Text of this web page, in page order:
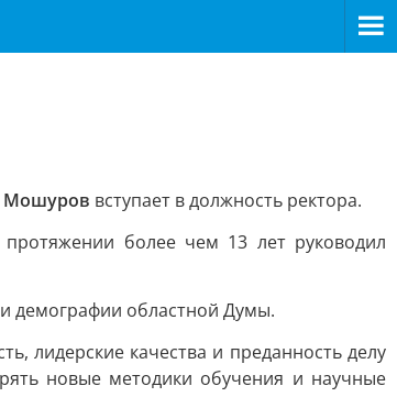
Мошуров вступает в должность ректора.
более чем 13 лет руководил
демографии областной Думы.
лидерские качества и преданность делу
новые методики обучения и научные